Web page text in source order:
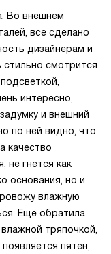
Во внешнем
все сделано
дизайнерам и
стильно смотрится
интересно,
и внешний
по ней видно, что
качество
не гнется как
основания, но и
влажную
Еще обратила
тряпочкой,
пятен,